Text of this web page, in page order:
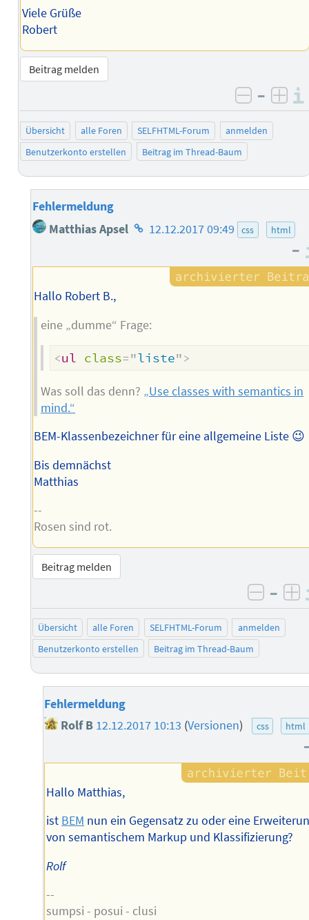
Viele Grüße
Robert
Beitrag melden
negativ
–
Übersicht alle Foren SELFHTML-Forum
anmelden
Benutzerkonto erstellen
Beitrag im Thread-Baum
Fehlermeldung
Matthias Apsel Homepage
Autors
12.12.2017 09:49 css html
–
Hallo Robert B.,
eine „dumme“ Frage:
<ul class="liste">
Was soll das denn? „Use classes with semantics in
mind.“
BEM-Klassenbezeichner für eine allgemeine Liste 😉
Bis demnächst
Matthias
--
Rosen sind rot.
Beitrag melden
–
Übersicht alle Foren SELFHTML-Forum
anmelden
Benutzerkonto erstellen
Beitrag im Thread-Baum
Fehlermeldung
Rolf B 12.12.2017 10:13 (Versionen) css html
Hallo Matthias,
ist BEM nun ein Gegensatz zu oder eine
von semantischem Markup und Klassifizierung?
Rolf
--
sumpsi - posui - clusi